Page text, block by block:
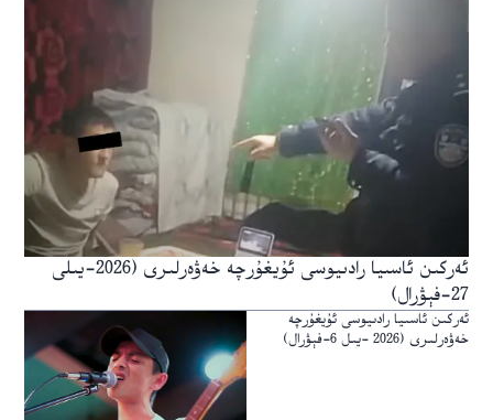
ئەركىن ئاسىيا رادىيوسى ئۇيغۇرچە خەۋەرلىرى (2026-يىلى
27-فېۋرال)
ئەركىن ئاسىيا رادىيوسى ئۇيغۇرچە
خەۋەرلىرى (2026 -يىل 6-فېۋرال)